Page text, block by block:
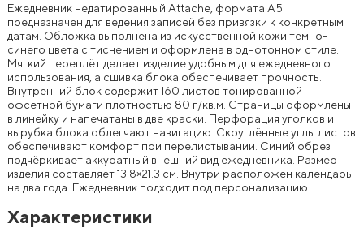
Ежедневник недатированный Attache, формата A5
предназначен для ведения записей без привязки к конкретным
датам. Обложка выполнена из искусственной кожи тёмно-
синего цвета с тиснением и оформлена в однотонном стиле.
Мягкий переплёт делает изделие удобным для ежедневного
использования, а сшивка блока обеспечивает прочность.
Внутренний блок содержит 160 листов тонированной
офсетной бумаги плотностью 80 г/кв.м. Страницы оформлены
в линейку и напечатаны в две краски. Перфорация уголков и
вырубка блока облегчают навигацию. Скруглённые углы листов
обеспечивают комфорт при перелистывании. Синий обрез
подчёркивает аккуратный внешний вид ежедневника. Размер
изделия составляет 13.8×21.3 см. Внутри расположен календарь
на два года. Ежедневник подходит под персонализацию.
Характеристики